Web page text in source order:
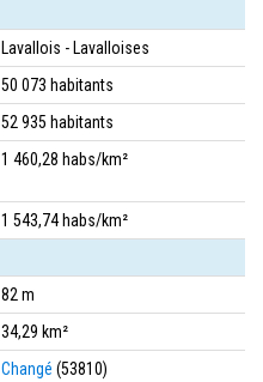
Lavallois - Lavalloises
50 073 habitants
52 935 habitants
1 460,28 habs/km²
1 543,74 habs/km²
82 m
34,29 km²
Changé (53810)